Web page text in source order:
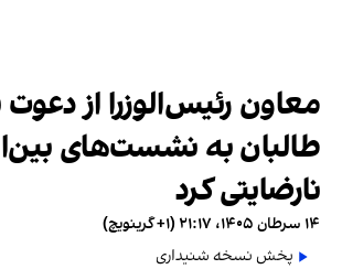
معاون رئیس‌الوزرا از
طالبان به نشست‌های
نارضایتی کرد
۱۴ سرطان ۱۴۰۵، ۲۱:۱۷ (‎+۱ گرینویچ)
پخش نسخه شنیداری